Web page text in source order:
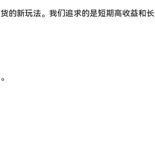
的新玩法。我们追求的是短期高收益和长